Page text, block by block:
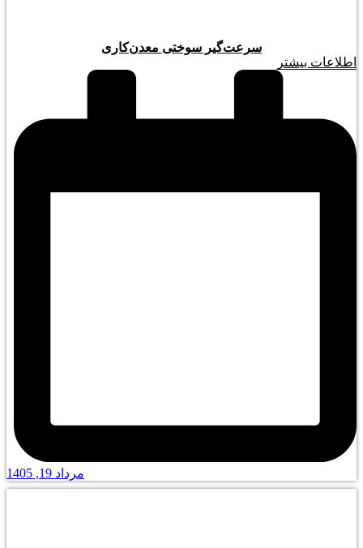
سرعت‌گیر سوختی معدن‌کاری
اطلاعات بیشتر
مرداد 19, 1405